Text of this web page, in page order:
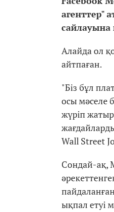
агенттер"
сайлауына
Алайда ол
айтпаған.
"Біз бұл
осы мәселе
жүріп
Wall Street
Сондай-ақ,
ықпал етуі